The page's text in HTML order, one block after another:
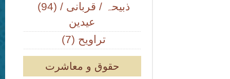
(94) ذبیحہ / قربانی /
عیدین
(7) تراویح
حقوق و معاشرت